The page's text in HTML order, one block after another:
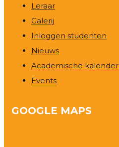
Leraar
Galerij
Inloggen studenten
Nieuws
Academische kalender
Events
GOOGLE MAPS